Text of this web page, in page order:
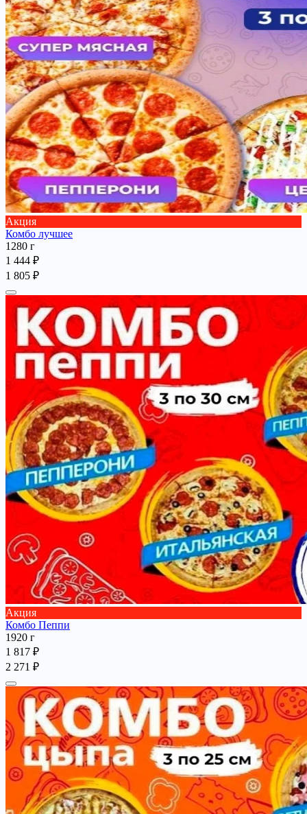
Акция
Комбо лучшее
1280 г
1 444 ₽
1 805 ₽
Акция
Комбо Пеппи
1920 г
1 817 ₽
2 271 ₽